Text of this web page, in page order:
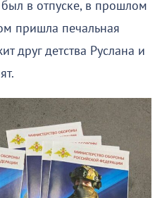
в отпуске, в прошлом
пришла печальная
друг детства Руслана и